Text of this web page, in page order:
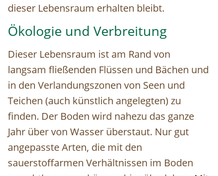
dieser Lebensraum erhalten bleibt.
Ökologie und Verbreitung
Dieser Lebensraum ist am Rand von
langsam fließenden Flüssen und Bächen und
in den Verlandungszonen von Seen und
Teichen (auch künstlich angelegten) zu
finden. Der Boden wird nahezu das ganze
Jahr über von Wasser überstaut. Nur gut
angepasste Arten, die mit den
sauerstoffarmen Verhältnissen im Boden